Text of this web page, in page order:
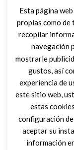
Esta página
propias como de
recopilar
navegación
mostrarle
gustos, así
experiencia de
este sitio web,
estas
configuración
aceptar su
información